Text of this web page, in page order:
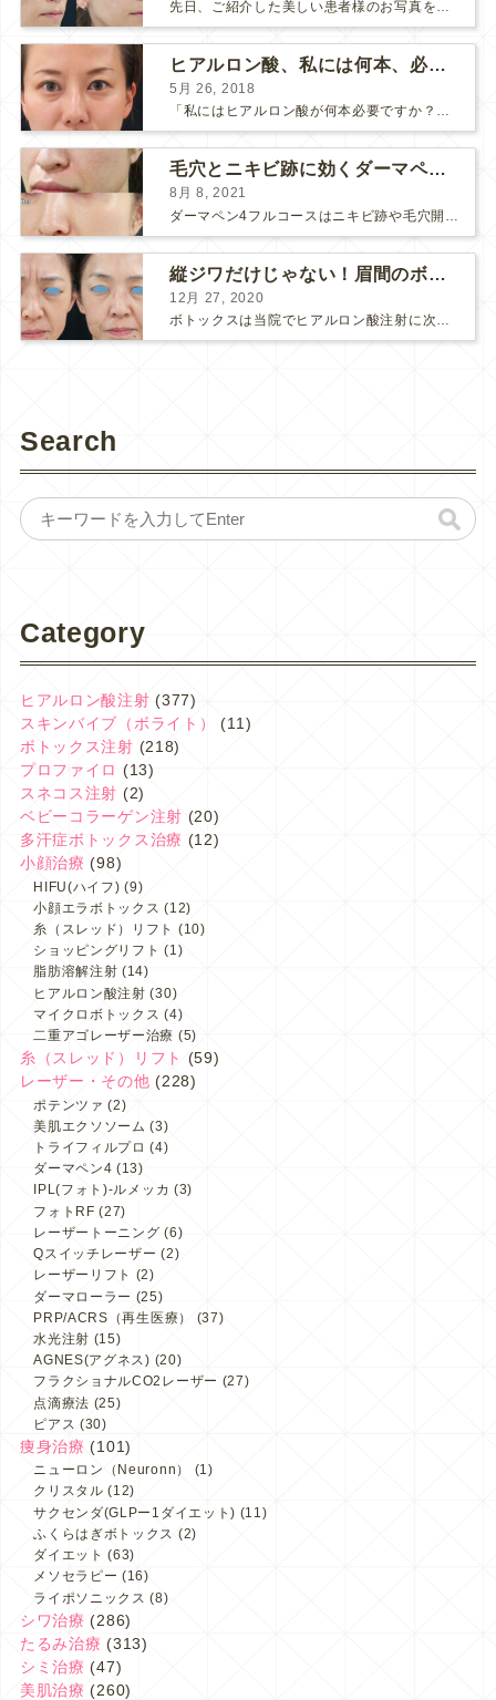
先日、ご紹介した美しい患者様のお写真を使わせていただいて、おでこのヒアルロン酸注射について説明します。 （≫ 写真の患者様の経過はこちら『２年間で若返って綺麗になられた患者様』） なぜおでこに...
ヒアルロン酸、私には何本、必要ですか？
5月 26, 2018
「私にはヒアルロン酸が何本必要ですか？」 診察の時によく聞かれますが、なかなか難しい質問です。 どこまでこだわってキレイにしたいかによって 使うヒアルロン酸の量が変わるからです。 前回もご紹介させ...
毛穴とニキビ跡に効くダーマペン４フルコース
8月 8, 2021
ダーマペン4フルコースはニキビ跡や毛穴開きで悩まれている方に自信を持ってお勧めできる美肌治療です。 ↑ ダーマペン4フルコースを4回行いました。 ニキビ跡と毛穴開きが改善して肌のキメが整いまし...
縦ジワだけじゃない！眉間のボトックス注射
12月 27, 2020
ボトックスは当院でヒアルロン酸注射に次いで人気のある治療です。 私自身、美容治療が制限されていた妊娠・授乳中に一番やりたかったのはボトックスで、 「ボトックスが世の中から無くなったら困る！」と...
Search
Category
ヒアルロン酸注射 (377)
スキンバイブ（ボライト）
(11)
ボトックス注射 (218)
プロファイロ (13)
スネコス注射 (2)
ベビーコラーゲン注射 (20)
多汗症ボトックス治療 (12)
小顔治療 (98)
HIFU(ハイフ) (9)
小顔エラボトックス (12)
糸（スレッド）リフト (10)
ショッピングリフト (1)
脂肪溶解注射 (14)
ヒアルロン酸注射 (30)
マイクロボトックス (4)
二重アゴレーザー治療 (5)
糸（スレッド）リフト
(59)
レーザー・その他 (228)
ポテンツァ (2)
美肌エクソソーム (3)
トライフィルプロ (4)
ダーマペン4 (13)
IPL(フォト)-ルメッカ (3)
フォトRF (27)
レーザートーニング (6)
Qスイッチレーザー (2)
レーザーリフト (2)
ダーマローラー (25)
PRP/ACRS（再生医療）
(37)
水光注射 (15)
AGNES(アグネス) (20)
フラクショナルCO2レーザー (27)
点滴療法 (25)
ピアス (30)
痩身治療 (101)
ニューロン（Neuronn）
(1)
クリスタル (12)
サクセンダ(GLPー1ダイエット) (11)
ふくらはぎボトックス (2)
ダイエット (63)
メソセラピー (16)
ライポソニックス (8)
シワ治療 (286)
たるみ治療 (313)
シミ治療 (47)
美肌治療 (260)